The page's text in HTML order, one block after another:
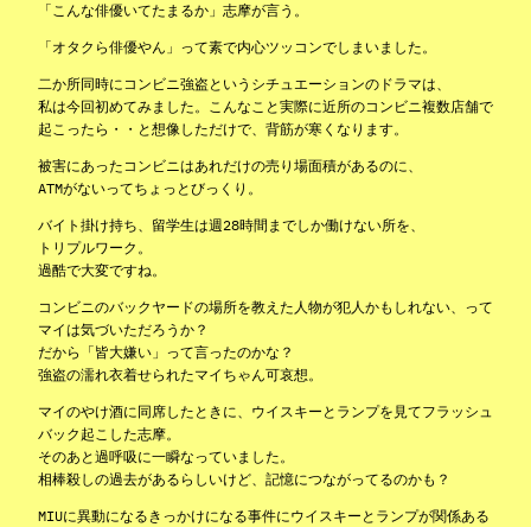
「こんな俳優いてたまるか」志摩が言う。
「オタクら俳優やん」って素で内心ツッコンでしまいました。
二か所同時にコンビニ強盗というシチュエーションのドラマは、
私は今回初めてみました。こんなこと実際に近所のコンビニ複数店舗で
起こったら・・と想像しただけで、背筋が寒くなります。
被害にあったコンビニはあれだけの売り場面積があるのに、
ATMがないってちょっとびっくり。
バイト掛け持ち、留学生は週28時間までしか働けない所を、
トリプルワーク。
過酷で大変ですね。
コンビニのバックヤードの場所を教えた人物が犯人かもしれない、って
マイは気づいただろうか？
だから「皆大嫌い」って言ったのかな？
強盗の濡れ衣着せられたマイちゃん可哀想。
マイのやけ酒に同席したときに、ウイスキーとランプを見てフラッシュ
バック起こした志摩。
そのあと過呼吸に一瞬なっていました。
相棒殺しの過去があるらしいけど、記憶につながってるのかも？
MIUに異動になるきっかけになる事件にウイスキーとランプが関係ある